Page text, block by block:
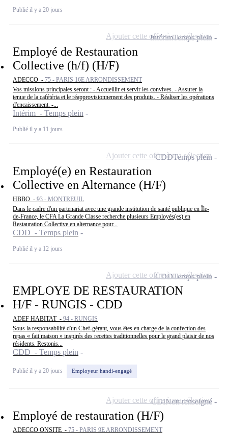
Publié il y a 20 jours
Employé de Restauration
Collective (h/f) (H/F)
ADECCO - 75 - PARIS 16E ARRONDISSEMENT
Vos missions principales seront : - Accueillir et servir les convives. - Assurer la
tenue de la cafétéria et le réapprovisionnement des produits. - Réaliser les opérations
d'encaissement. -...
Intérim - Temps plein
Publié il y a 11 jours
IntérimTemps plein
Ajouter cette offre à ma sélection
Employé(e) en Restauration
Collective en Alternance (H/F)
HBBO - 93 - MONTREUIL
Dans le cadre d'un partenariat avec une grande institution de santé publique en Île-
de-France, le CFA La Grande Classe recherche plusieurs Employés(es) en
Restauration Collective en alternance pour...
CDD - Temps plein
Publié il y a 12 jours
CDDTemps plein
Ajouter cette offre à ma sélection
EMPLOYE DE RESTAURATION
H/F - RUNGIS - CDD
ADEF HABITAT - 94 - RUNGIS
Sous la responsabilité d'un Chef-gérant, vous êtes en charge de la confection des
repas « fait maison » inspirés des recettes traditionnelles pour le grand plaisir de nos
résidents. Restonis...
CDD - Temps plein
Publié il y a 20 jours Employeur handi-engagé
CDDTemps plein
Ajouter cette offre à ma sélection
Employé de restauration (H/F)
ADECCO ONSITE - 75 - PARIS 9E ARRONDISSEMENT
CDINon renseigné
Ajouter cette offre à ma sélection